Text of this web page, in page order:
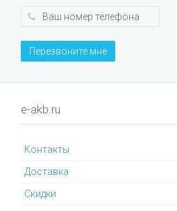
Перезвоните мне
e-akb.ru
Контакты
Доставка
Cкидки